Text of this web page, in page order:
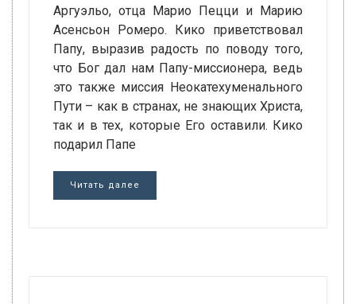
Аргуэльо, отца Марио Пецци и Марию
Асенсьон Ромеро. Кико приветствовал
Папу, выразив радость по поводу того,
что Бог дал нам Папу-миссионера, ведь
это также миссия Неокатехуменального
Пути – как в странах, не знающих Христа,
так и в тех, которые Его оставили. Кико
подарил Папе
Читать далее